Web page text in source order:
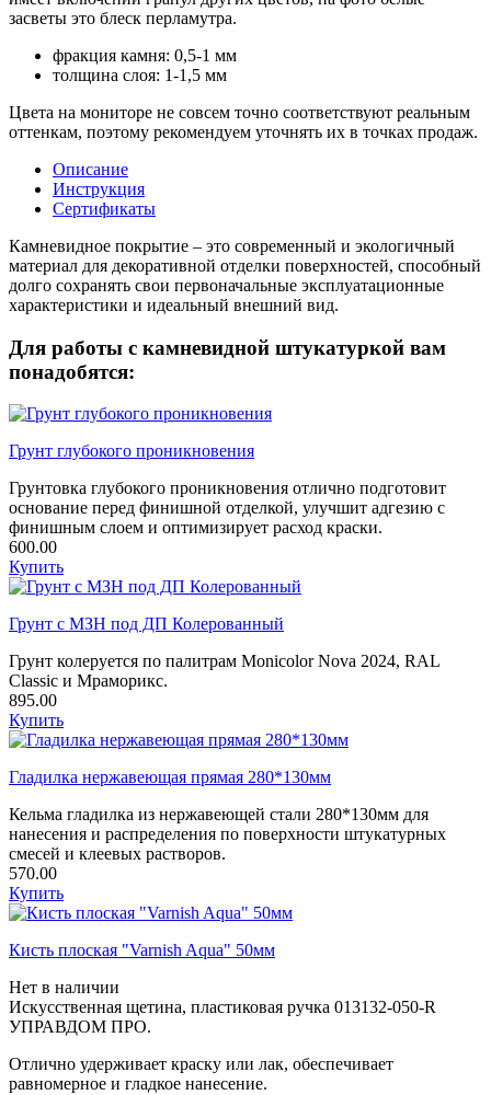
засветы это блеск перламутра.
фракция камня: 0,5-1 мм
толщина слоя: 1-1,5 мм
Цвета на мониторе не совсем точно соответствуют реальным
оттенкам, поэтому рекомендуем уточнять их в точках продаж.
Описание
Инструкция
Сертификаты
Камневидное покрытие – это современный и экологичный
материал для декоративной отделки поверхностей, способный
долго сохранять свои первоначальные эксплуатационные
характеристики и идеальный внешний вид.
Для работы с камневидной штукатуркой вам
понадобятся:
Грунт глубокого проникновения
Грунтовка глубокого проникновения отлично подготовит
основание перед финишной отделкой, улучшит адгезию с
финишным слоем и оптимизирует расход краски.
600.00
Купить
Грунт с МЗН под ДП Колерованный
Грунт колеруется по палитрам Monicolor Nova 2024, RAL
Classic и Мраморикс.
895.00
Купить
Гладилка нержавеющая прямая 280*130мм
Кельма гладилка из нержавеющей стали 280*130мм для
нанесения и распределения по поверхности штукатурных
смесей и клеевых растворов.
570.00
Купить
Кисть плоская "Varnish Aqua" 50мм
Нет в наличии
Искусственная щетина, пластиковая ручка 013132-050-R
УПРАВДОМ ПРО.
Отлично удерживает краску или лак, обеспечивает
равномерное и гладкое нанесение.